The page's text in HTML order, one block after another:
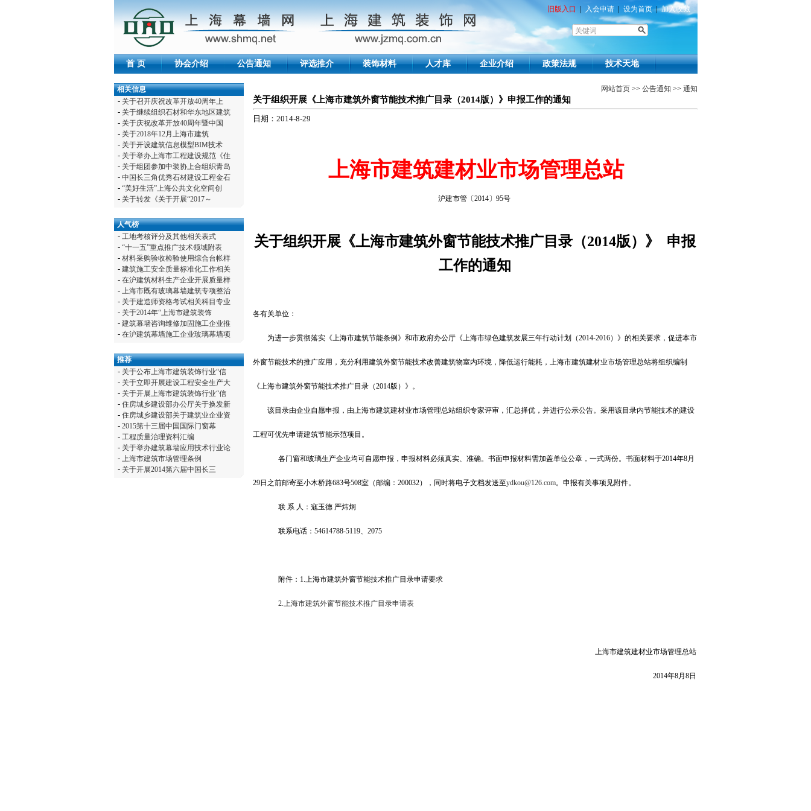
旧版入口 入会申请 设为首页 | 加入收藏
首 页 协会介绍 公告通知 评选推介 装饰材料 人才库 企业介绍 政策法规 技术天地
相关信息
- 关于召开庆祝改革开放40周年上
- 关于继续组织石材和华东地区建筑
- 关于庆祝改革开放40周年暨中国
- 关于2018年12月上海市建筑
- 关于开设建筑信息模型BIM技术
- 关于举办上海市工程建设规范《住
- 关于组团参加中装协上合组织青岛
- 中国长三角优秀石材建设工程金石
- “美好生活”上海公共文化空间创
- 关于转发《关于开展“2017～
人气榜
- 工地考核评分及其他相关表式
- “十一五”重点推广技术领域附表
- 材料采购验收检验使用综合台帐样
- 建筑施工安全质量标准化工作相关
- 在沪建筑材料生产企业开展质量样
- 上海市既有玻璃幕墙建筑专项整治
- 关于建造师资格考试相关科目专业
- 关于2014年“上海市建筑装饰
- 建筑幕墙咨询维修加固施工企业推
- 在沪建筑幕墙施工企业玻璃幕墙项
推荐
- 关于公布上海市建筑装饰行业“信
- 关于立即开展建设工程安全生产大
- 关于开展上海市建筑装饰行业“信
- 住房城乡建设部办公厅关于换发新
- 住房城乡建设部关于建筑业企业资
- 2015第十三届中国国际门窗幕
- 工程质量治理资料汇编
- 关于举办建筑幕墙应用技术行业论
- 上海市建筑市场管理条例
- 关于开展2014第六届中国长三
网站首页>> 公告通知 >> 通知
关于组织开展《上海市建筑外窗节能技术推广目录（2014版）》申报工作的通知
日期：2014-8-29
上海市建筑建材业市场管理总站
沪建市管〔2014〕95号
关于组织开展《上海市建筑外窗节能技术推广目录（2014版）》 申报
工作的通知
各有关单位：
为进一步贯彻落实《上海市建筑节能条例》和市政府办公厅《上海市绿色建筑发展三年行动计划（2014-2016）》的相关要求，促进本市
外窗节能技术的推广应用， 充分利用建筑外窗节能技术改善建筑物室内环境，降低运行能耗，上海市建筑建材业市场管理总站将组织编制
《上海市建筑外窗节能技术推广目录（2014版）》。
该目录由企业自愿申报，由上海市建筑建材业市场管理总站组织专家评审，汇总择优，并进行公示公告。采用该目录内节能技术的建设
工程可优先申请建筑节能示范项目。
各门窗和玻璃生产企业均可自愿申报，申报材料必须真实、准确。书面申报材料需加盖单位公章，一式两份。书面材料于2014年8月
29日 之前邮寄至小木桥路683号508室（邮编： 200032），同时将电子文档发送至ydkou@126.com。申报有关事项见附件。
联 系 人：寇玉德 严炜炯
联系电话：54614788-5119、2075
附件： 1.上海市建筑外窗节能技术推广目录申请要求
2.上海市建筑外窗节能技术推广目录申请表
上海市建筑建材业市场管理总站
2014年8月8日